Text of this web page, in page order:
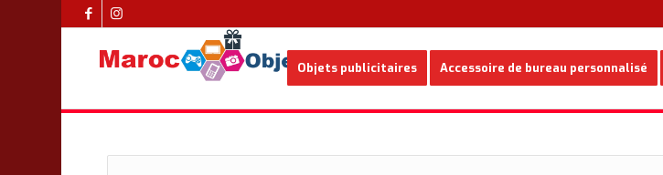
Objets publicitaires Accessoire de bureau personnalisé